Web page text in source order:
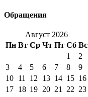
Обращения
Август 2026
Пн Вт Ср Чт Пт Сб Вс
1
2
3
4 5 6 7 8
9
10 11 12 13 14 15 16
17 18 19 20 21 22 23